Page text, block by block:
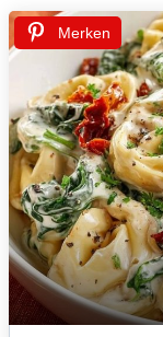
Merken